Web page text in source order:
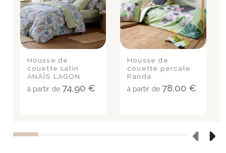
Housse de
couette satin
ANAÏS LAGON
à partir de 74,90 €
Housse de
couette percale
Panda
à partir de 78,00 €